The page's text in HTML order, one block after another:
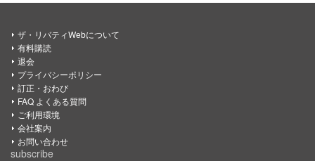
ザ・リバティWebについて
有料購読
退会
プライバシーポリシー
訂正・おわび
FAQ よくある質問
ご利用環境
会社案内
お問い合わせ
subscribe